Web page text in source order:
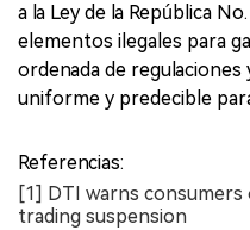
a la Ley de la República
elementos ilegales para
ordenada de
uniforme y predecible
Referencias:
[1] DTI warns
trading suspension